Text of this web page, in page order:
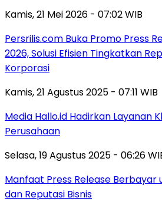
Kamis, 21 Mei 2026 - 07:02 WIB
Persrilis.com Buka Promo Press
2026, Solusi Efisien Tingkatkan
Korporasi
Kamis, 21 Agustus 2025 - 07:11 WIB
Media Hallo.id Hadirkan Layanan
Perusahaan
Selasa, 19 Agustus 2025 - 06:26
Manfaat Press Release Berbayar
dan Reputasi Bisnis